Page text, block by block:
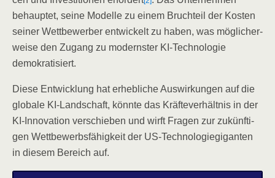
behaup­tet, sei­ne Model­le zu einem Bruch­teil der Kos­ten
sei­ner Wett­be­wer­ber ent­wi­ckelt zu haben, was mög­li­cher­
wei­se den Zugang zu moderns­ter KI-Tech­no­lo­gie
demokratisiert.
Die­se Ent­wick­lung hat erheb­li­che Aus­wir­kun­gen auf die
glo­ba­le KI-Land­schaft, könn­te das Kräf­te­ver­hält­nis in der
KI-Inno­va­ti­on ver­schie­ben und wirft Fra­gen zur zukünf­ti­
gen Wett­be­werbs­fä­hig­keit der US-Tech­no­lo­gie­gi­gan­ten
in die­sem Bereich auf.